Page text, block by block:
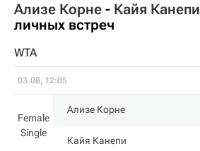
Ализе Корне - Кайя Канепи
личных встреч
WTA
03.08, 12:05
Female
Single
Ализе Корне
Кайя Канепи